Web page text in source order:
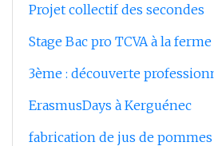
Projet collectif des secondes
Stage Bac pro TCVA à la
3ème : découverte
ErasmusDays à Kerguénec
fabrication de jus de pommes